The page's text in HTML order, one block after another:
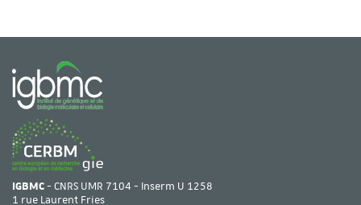
IGBMC- CNRS UMR 7104 - Inserm U 1258
1 rue Laurent Fries